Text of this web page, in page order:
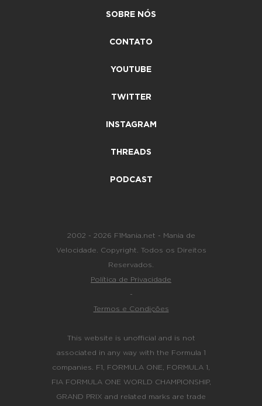
SOBRE NÓS
CONTATO
YOUTUBE
TWITTER
INSTAGRAM
THREADS
PODCAST
2002 - 2026 F1Mania.net - Mania de
Velocidade. Copyright. Todos os Direitos
Reservados.
Política de Privacidade
-
Termos e Condições
This website is unofficial and is not
associated in any way with the Formula 1
companies. F1, FORMULA ONE, FORMULA 1,
FIA FORMULA ONE WORLD CHAMPIONSHIP,
GRAND PRIX and related marks are trade